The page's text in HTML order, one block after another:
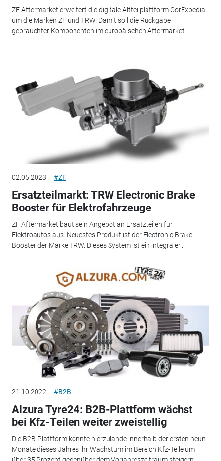
ZF Aftermarket erweitert die digitale Altteilplattform CorExpedia
um die Marken ZF und TRW. Damit soll die Rückgabe
gebrauchter Komponenten im europäischen Aftermarket...
02.05.2023 #ZF
Ersatzteilmarkt: TRW Electronic Brake
Booster für Elektrofahrzeuge
ZF Aftermarket baut sein Angebot an Ersatzteilen für
Elektroautos aus. Neuestes Produkt ist der Electronic Brake
Booster der Marke TRW. Dieses System ist ein integraler...
21.10.2022 #B2B
Alzura Tyre24: B2B-Plattform wächst
bei Kfz-Teilen weiter zweistellig
Die B2B-Plattform konnte hierzulande innerhalb der ersten neun
Monate dieses Jahres ihr Wachstum im Bereich Kfz-Teile um